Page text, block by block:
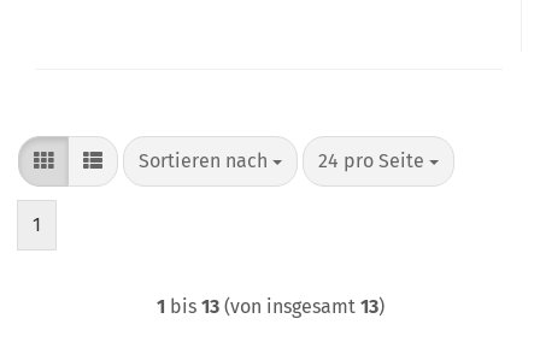
Sortieren nach
Sortieren nach 24 pro Seite
pro Seite
1
1 bis 13(von insgesamt 13)